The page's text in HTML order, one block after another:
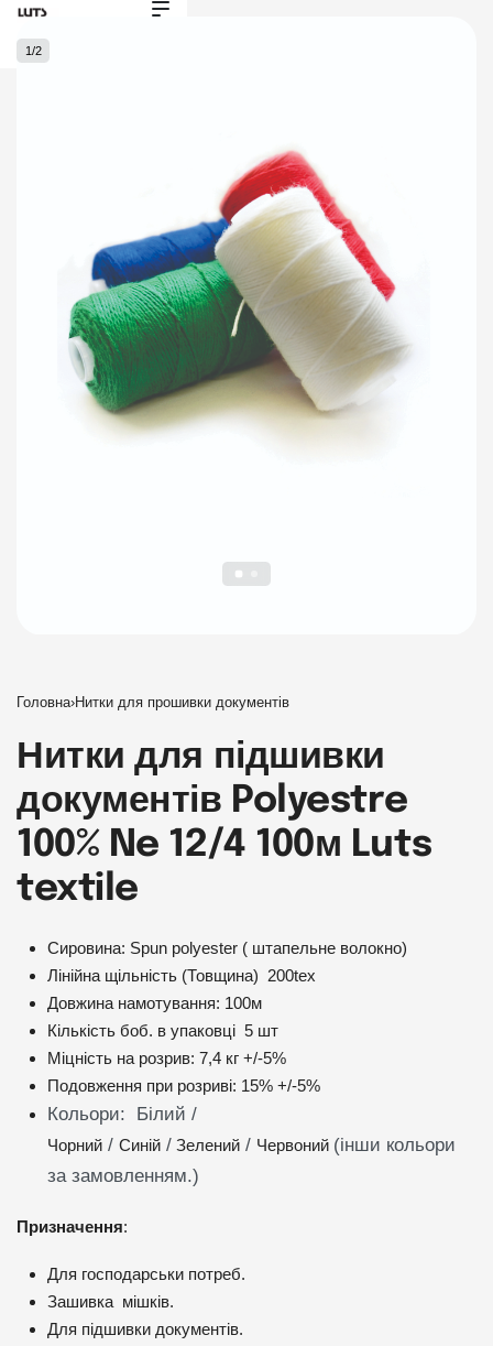
1/2
Головна›Нитки для прошивки документів
Нитки для підшивки
документів Polyestre
100% Ne 12/4 100м Luts
textile
Сировина: Spun polyester ( штапельне волокно)
Лінійна щільність (Товщина) 200tex
Довжина намотування: 100м
Кількість боб. в упаковці 5 шт
Міцність на розрив: 7,4 кг +/-5%
Подовження при розриві: 15% +/-5%
Кольори: Білий /
Чорний /Синій / Зелений / Червоний (інши кольори
за замовленням.)
Призначення:
Для господарськи потреб.
Зашивка мішків.
Для підшивки документів.